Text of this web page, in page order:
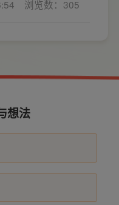
规划开关、插座
及规范的安装方
浏览数：305
想法